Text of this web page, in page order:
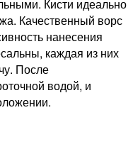
Кисти идеально
Качественный ворс
нанесения
каждая из них
После
водой, и